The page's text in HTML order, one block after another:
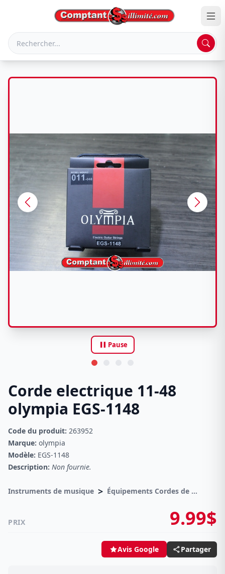
pause Pause
Corde electrique 11-48
olympia EGS-1148
Code du produit: 263952
Marque: olympia
Modèle: EGS-1148
Description: Non fournie.
Instruments de musique > Équipements Cordes de guitares
PRIX 9.99$
Avis Google Partager